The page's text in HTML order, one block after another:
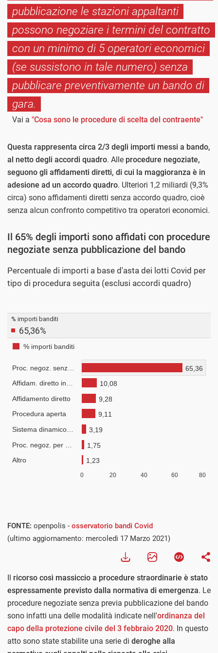
pubblicazione le stazioni appaltanti
possono negoziare i termini del contratto
con un minimo di 5 operatori economici
(se sussistono in tale numero) senza
pubblicare preventivamente un bando di
gara.
Vai a "Cosa sono le procedure di scelta del contraente"
Questa rappresenta circa 2/3 degli importi messi a bando,
al netto degli accordi quadro. Alle procedure negoziate,
seguono gli affidamenti diretti, di cui la maggioranza è in
adesione ad un accordo quadro. Ulteriori 1,2 miliardi (9,3%
circa) sono affidamenti diretti senza accordo quadro, cioè
senza alcun confronto competitivo tra operatori economici.
Il 65% degli importi sono affidati con procedure
negoziate senza pubblicazione del bando
Percentuale di importi a base d'asta dei lotti Covid per
tipo di procedura seguita (esclusi accordi quadro)
FONTE: openpolis - osservatorio bandi Covid
(ultimo aggiornamento: mercoledì 17 Marzo 2021)
Il ricorso così massiccio a procedure straordinarie è stato
espressamente previsto dalla normativa di emergenza. Le
procedure negoziate senza previa pubblicazione del bando
sono infatti una delle modalità indicate nell'ordinanza del
capo della protezione civile del 3 febbraio 2020. In questo
atto sono state stabilite una serie di deroghe alla